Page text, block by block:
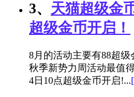
3、 天猫超级金
超级金币开启！
8月的活动主要有88超级
秋季新势力周活动最值
4日10点超级金币开启!...